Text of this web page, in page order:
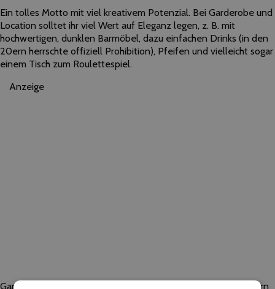
Ein tolles Motto mit viel kreativem Potenzial. Bei Garderobe und
Location solltet ihr viel Wert auf Eleganz legen, z. B. mit
hochwertigen, dunklen Barmöbel, dazu einfachen Drinks (in den
20ern herrschte offiziell Prohibition), Pfeifen und vielleicht sogar
einem Tisch zum Roulettespiel.
Anzeige
Garderobe für die Herren: Ein stilvoller Anzug mit Hosenträgern